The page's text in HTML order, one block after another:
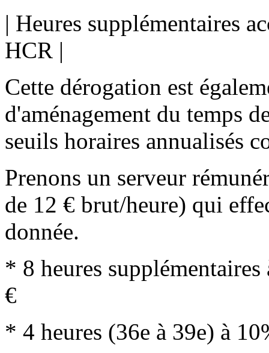
| Heures supplémentaires
HCR |
Cette dérogation est
d'aménagement du temps
seuils horaires annualisés
Prenons un serveur
de 12 € brut/heure) qui
donnée.
* 8 heures
€
* 4 heures (36e à 39e) à